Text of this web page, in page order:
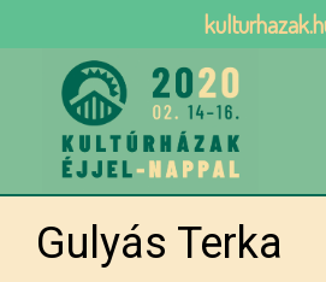
Gulyás Terka